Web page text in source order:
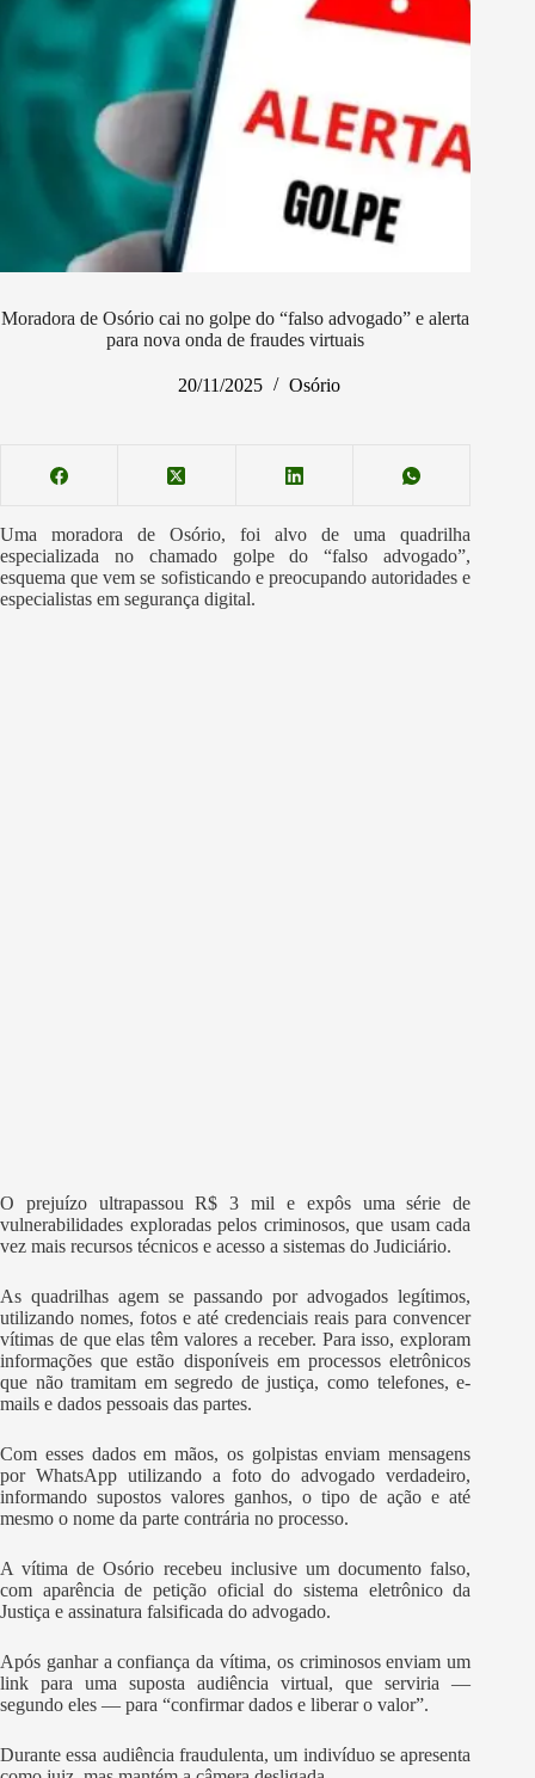
Moradora de Osório cai no golpe do “falso advogado” e alerta
para nova onda de fraudes virtuais
20/11/2025 Osório
Uma moradora de Osório, foi alvo de uma quadrilha
especializada no chamado golpe do “falso advogado”,
esquema que vem se sofisticando e preocupando autoridades e
especialistas em segurança digital.
O prejuízo ultrapassou R$ 3 mil e expôs uma série de
vulnerabilidades exploradas pelos criminosos, que usam cada
vez mais recursos técnicos e acesso a sistemas do Judiciário.
As quadrilhas agem se passando por advogados legítimos,
utilizando nomes, fotos e até credenciais reais para convencer
vítimas de que elas têm valores a receber. Para isso, exploram
informações que estão disponíveis em processos eletrônicos
que não tramitam em segredo de justiça, como telefones, e-
mails e dados pessoais das partes.
Com esses dados em mãos, os golpistas enviam mensagens
por WhatsApp utilizando a foto do advogado verdadeiro,
informando supostos valores ganhos, o tipo de ação e até
mesmo o nome da parte contrária no processo.
A vítima de Osório recebeu inclusive um documento falso,
com aparência de petição oficial do sistema eletrônico da
Justiça e assinatura falsificada do advogado.
Após ganhar a confiança da vítima, os criminosos enviam um
link para uma suposta audiência virtual, que serviria —
segundo eles — para “confirmar dados e liberar o valor”.
Durante essa audiência fraudulenta, um indivíduo se apresenta